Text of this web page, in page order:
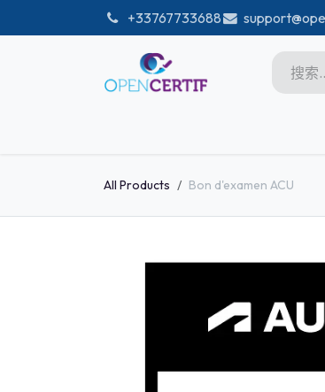
+33767733688
Microsoft
Unity
linux
All Products Bon d'examen ACU